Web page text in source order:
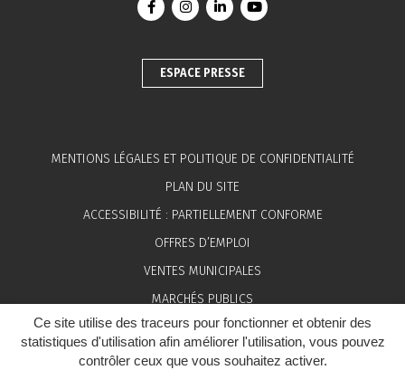
Ce site utilise des traceurs pour fonctionner et obtenir des
statistiques d'utilisation afin améliorer l'utilisation, vous pouvez
contrôler ceux que vous souhaitez activer.
Lien vers le compte Facebook
Lien vers le compte Instagram
Lien vers le compte Linkedin
Lien vers la chaîne
ESPACE PRESSE
MENTIONS LÉGALES ET POLITIQUE DE CONFIDENTIALITÉ
PLAN DU SITE
ACCESSIBILITÉ : PARTIELLEMENT CONFORME
OFFRES D’EMPLOI
VENTES MUNICIPALES
MARCHÉS PUBLICS
ESPACE PRESSE